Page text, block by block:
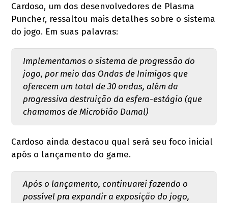
Cardoso, um dos desenvolvedores de Plasma
Puncher, ressaltou mais detalhes sobre o sistema
do jogo. Em suas palavras:
Implementamos o sistema de progressão do
jogo, por meio das Ondas de Inimigos que
oferecem um total de 30 ondas, além da
progressiva destruição da esfera-estágio (que
chamamos de Microbião Dumal)
Cardoso ainda destacou qual será seu foco inicial
após o lançamento do game.
Após o lançamento, continuarei fazendo o
possível pra expandir a exposição do jogo,